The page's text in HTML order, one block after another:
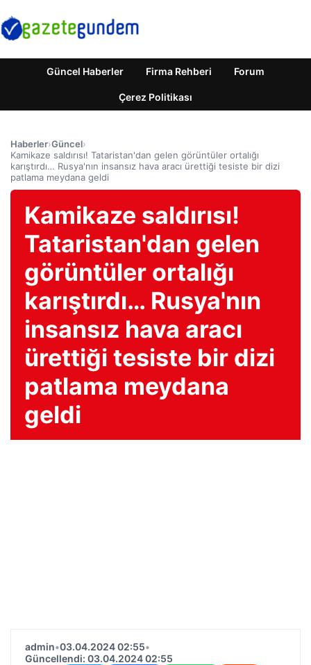
Güncel Haberler Firma Rehberi Forum
Çerez Politikası
Haberler›Güncel›
Kamikaze saldırısı! Tataristan'dan gelen görüntüler ortalığı
karıştırdı… Rusya'nın insansız hava aracı ürettiği tesiste bir dizi
patlama meydana geldi
Kamikaze saldırısı!
Tataristan'dan gelen
görüntüler ortalığı
karıştırdı… Rusya'nın
insansız hava aracı
ürettiği tesiste bir dizi
patlama meydana
geldi
admin•03.04.2024 02:55•
Güncellendi: 03.04.2024 02:55